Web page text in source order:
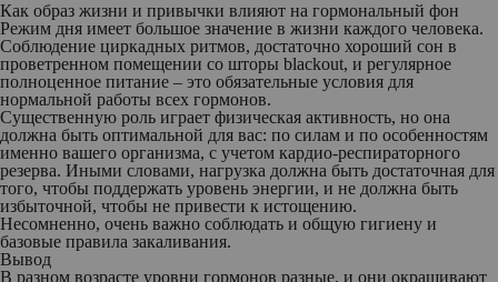
Как образ жизни и привычки влияют на гормональный фон
Режим дня имеет большое значение в жизни каждого человека.
Соблюдение циркадных ритмов, достаточно хороший сон в
проветренном помещении со шторы blackout, и регулярное
полноценное питание – это обязательные условия для
нормальной работы всех гормонов.
Существенную роль играет физическая активность, но она
должна быть оптимальной для вас: по силам и по особенностям
именно вашего организма, с учетом кардио-респираторного
резерва. Иными словами, нагрузка должна быть достаточная для
того, чтобы поддержать уровень энергии, и не должна быть
избыточной, чтобы не привести к истощению.
Несомненно, очень важно соблюдать и общую гигиену и
базовые правила закаливания.
Вывод
В разном возрасте уровни гормонов разные, и они окрашивают